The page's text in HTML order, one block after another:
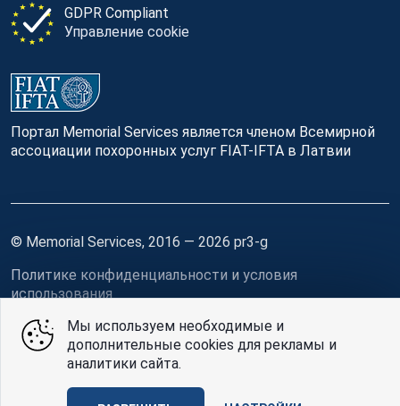
GDPR Compliant
Управление cookie
Портал Memorial Services является членом Всемирной
ассоциации похоронных услуг FIAT-IFTA в Латвии
© Memorial Services, 2016 — 2026 pr3-g
Политике конфиденциальности и условия
использования
Design
AABB TEAM
Мы используем необходимые и
дополнительные cookies для рекламы и
аналитики сайта.